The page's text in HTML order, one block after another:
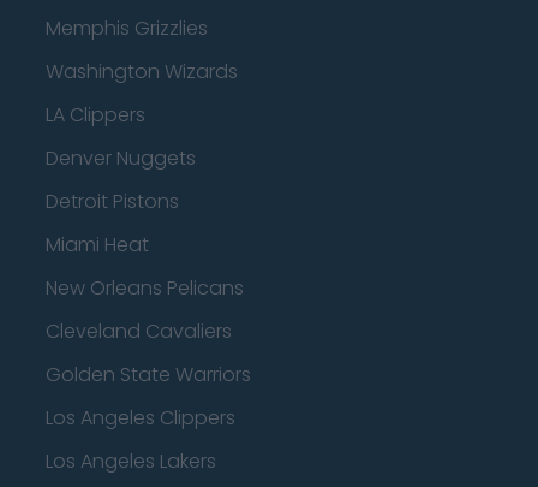
Memphis Grizzlies
Washington Wizards
LA Clippers
Denver Nuggets
Detroit Pistons
Miami Heat
New Orleans Pelicans
Cleveland Cavaliers
Golden State Warriors
Los Angeles Clippers
Los Angeles Lakers